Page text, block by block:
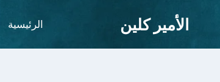
الأمير كلين الرئيسية